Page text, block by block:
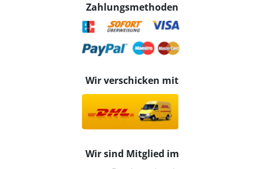
Zahlungsmethoden
Wir verschicken mit
Wir sind Mitglied im